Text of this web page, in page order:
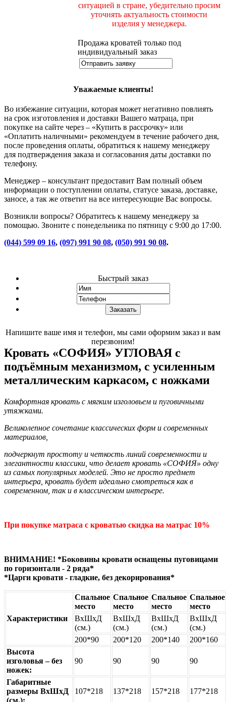
ситуацией в стране, убедительно просим
уточнять актуальность стоимости
изделия у менеджера.
Продажа кроватей только под
индивидуальный заказ
Уважаемые клиенты!
Во избежание ситуации, которая может негативно повлиять
на срок изготовления и доставки Вашего матраца, при
покупке на сайте через – «Купить в рассрочку» или
«Оплатить наличными» рекомендуем в течение рабочего дня,
после проведения оплаты, обратиться к нашему менеджеру
для подтверждения заказа и согласования даты доставки по
телефону.
Менеджер – консультант предоставит Вам полный объем
информации о поступлении оплаты, статусе заказа, доставке,
заносе, а так же ответит на все интересующие Вас вопросы.
Возникли вопросы? Обратитесь к нашему менеджеру за
помощью. Звоните с понедельника по пятницу с 9:00 до 17:00.
(044) 599 09 16, (097) 991 90 08, (050) 991 90 08.
Быстрый заказ
Напишите ваше имя и телефон, мы сами оформим заказ и вам
перезвоним!
Кровать «СОФИЯ» УГЛОВАЯ с
подъёмным механизмом, с усиленным
металлическим каркасом, с ножками
Комфортная кровать с мягким изголовьем и пуговичными
утяжками.
Великолепное сочетание классических форм и современных
материалов,
подчеркнут простоту и четкость линий современности и
элегантности классики, что делает кровать «СОФИЯ» одну
из самых популярных моделей. Это не просто предмет
интерьера, кровать будет идеально смотреться как в
современном, так и в классическом интерьере.
При покупке матраса с кроватью скидка на матрас 10%
ВНИМАНИЕ! *Боковины кровати оснащены пуговицами
по горизонтали - 2 ряда*
*Царги кровати - гладкие, без декорирования*
Характеристики
Спальное
место
Спальное
место
Спальное
место
Спальное
место
ВхШхД
(см.)
ВхШхД
(см.)
ВхШхД
(см.)
ВхШхД
(см.)
200*90
200*120 200*140
200*160
Высота
изголовья – без
ножек:
90 90 90 90
Габаритные
размеры ВхШхД
(см.):
107*218 137*218 157*218 177*218